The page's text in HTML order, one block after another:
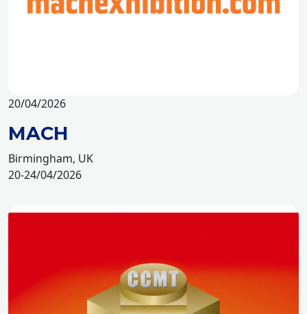
20/04/2026
MACH
Birmingham, UK
20-24/04/2026